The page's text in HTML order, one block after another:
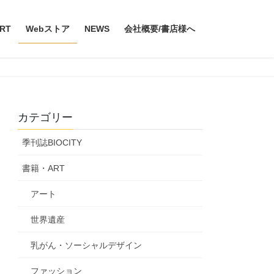
Webストア NEWS 会社概要/書店様へ
カテゴリー
季刊誌BIOCITY
書籍・ART
アート
世界遺産
乳がん・ソーシャルデザイン
ファッション